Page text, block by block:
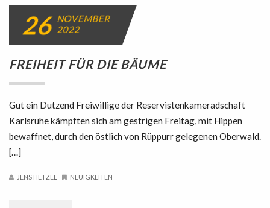
26 NOVEMBER
2022
FREIHEIT FÜR DIE BÄUME
Gut ein Dutzend Freiwillige der Reservistenkameradschaft
Karlsruhe kämpften sich am gestrigen Freitag, mit Hippen
bewaffnet, durch den östlich von Rüppurr gelegenen Oberwald.
[…]
JENS HETZEL NEUIGKEITEN